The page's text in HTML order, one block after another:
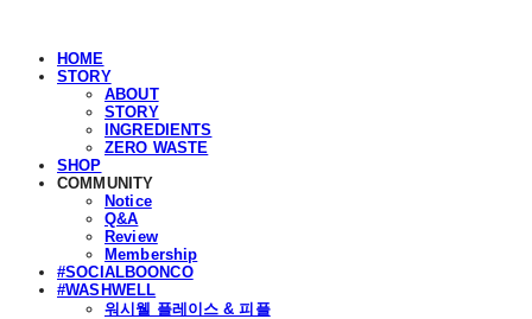
HOME
STORY
ABOUT
STORY
INGREDIENTS
ZERO WASTE
SHOP
COMMUNITY
Notice
Q&A
Review
Membership
#SOCIALBOONCO
#WASHWELL
워시웰 플레이스 & 피플